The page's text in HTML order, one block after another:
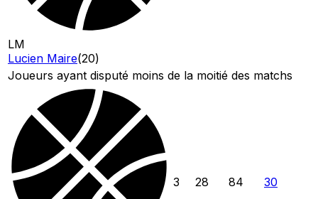
LM
Lucien Maire(20)
Joueurs ayant disputé moins de la moitié des matchs
3 28 84 30